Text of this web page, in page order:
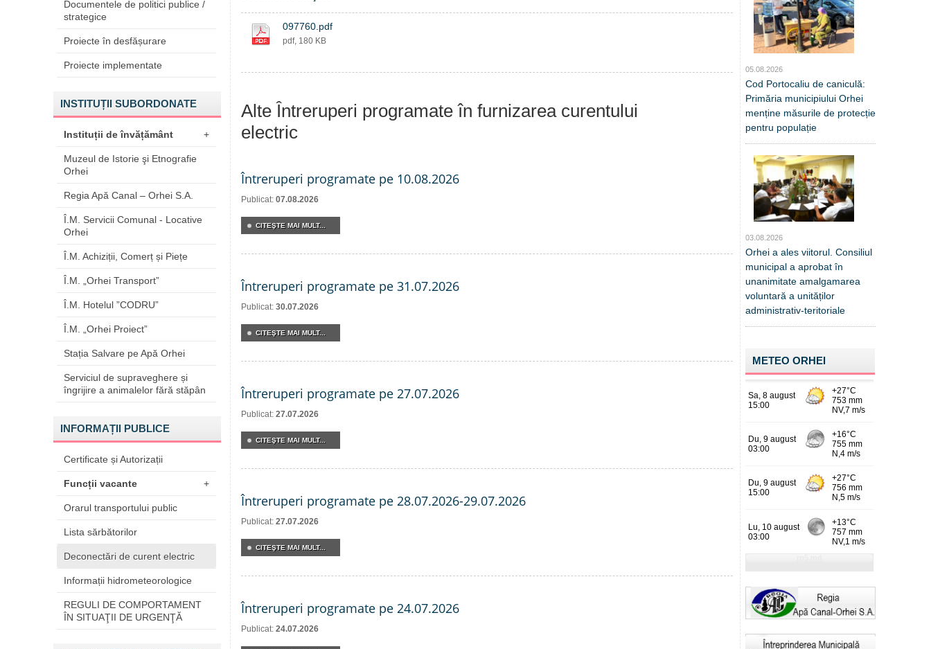
Documentele de politici publice /
strategice
Proiecte în desfășurare
Proiecte implementate
INSTITUȚII SUBORDONATE
Instituții de învățământ +
Muzeul de Istorie şi Etnografie
Orhei
Regia Apă Canal – Orhei S.A.
Î.M. Servicii Comunal - Locative
Orhei
Î.M. Achiziții, Comerț și Piețe
Î.M. „Orhei Transport”
Î.M. Hotelul ”CODRU”
Î.M. „Orhei Proiect”
Stația Salvare pe Apă Orhei
Serviciul de supraveghere și
îngrijire a animalelor fără stăpân
INFORMAȚII PUBLICE
Certificate și Autorizații
Funcții vacante +
Orarul transportului public
Lista sărbătorilor
Deconectări de curent electric
Informații hidrometeorologice
REGULI DE COMPORTAMENT
ÎN SITUAŢII DE URGENŢĂ
097760.pdf
pdf, 180 KB
Alte Întreruperi programate în furnizarea curentului
electric
Întreruperi programate pe 10.08.2026
Publicat: 07.08.2026
CITEŞTE MAI MULT...
Întreruperi programate pe 31.07.2026
Publicat: 30.07.2026
CITEŞTE MAI MULT...
Întreruperi programate pe 27.07.2026
Publicat: 27.07.2026
CITEŞTE MAI MULT...
Întreruperi programate pe 28.07.2026-29.07.2026
Publicat: 27.07.2026
CITEŞTE MAI MULT...
Întreruperi programate pe 24.07.2026
Publicat: 24.07.2026
05.08.2026
Cod Portocaliu de caniculă:
Primăria municipiului Orhei
menține măsurile de protecție
pentru populație
03.08.2026
Orhei a ales viitorul. Consiliul
municipal a aprobat în
unanimitate amalgamarea
voluntară a unităților
administrativ-teritoriale
METEO ORHEI